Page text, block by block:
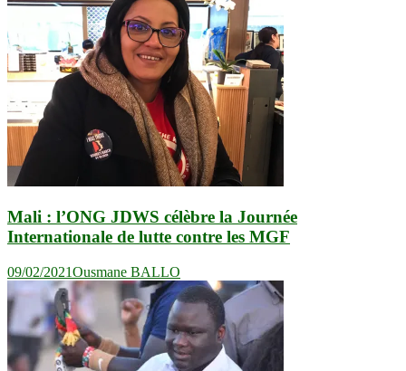
Mali : l’ONG JDWS célèbre la Journée
Internationale de lutte contre les MGF
09/02/2021Ousmane BALLO